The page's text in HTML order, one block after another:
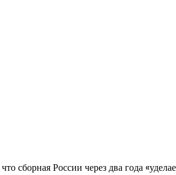
сборная России через два года